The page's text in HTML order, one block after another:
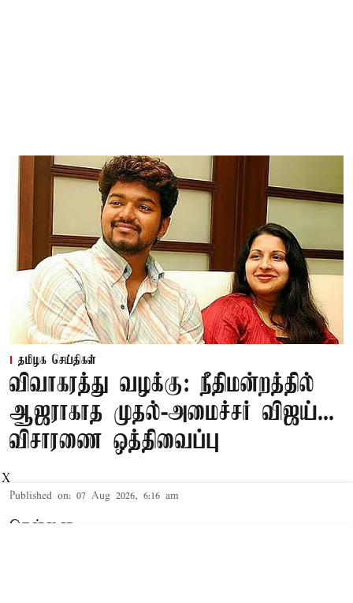
தமிழக செய்திகள்
விவாகரத்து வழக்கு: நீதிமன்றத்தில்
ஆஜராகாத முதல்-அமைச்சர் விஜய்...
விசாரணை ஒத்திவைப்பு
Published on: 07 Aug 2026, 6:16 am
சென்னை,
X